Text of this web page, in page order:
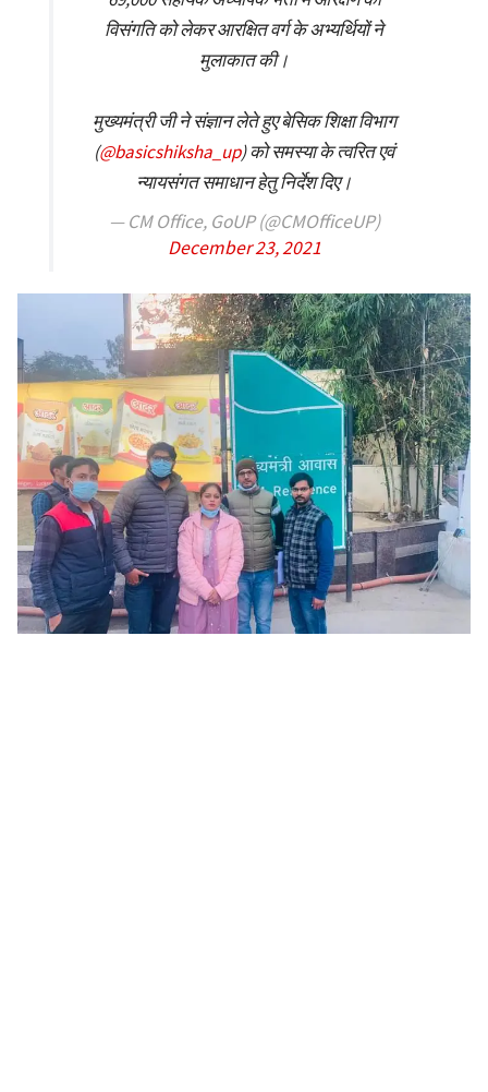
विसंगति को लेकर आरक्षित वर्ग के अभ्यर्थियों ने
मुलाकात की।
मुख्यमंत्री जी ने संज्ञान लेते हुए बेसिक शिक्षा विभाग
(@basicshiksha_up) को समस्या के त्वरित एवं
न्यायसंगत समाधान हेतु निर्देश दिए।
— CM Office, GoUP (@CMOfficeUP)
December 23, 2021